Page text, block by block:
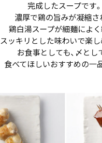
完成したスープです。
濃厚で鶏の旨みが凝縮さ
鶏白湯スープが細麺によく
スッキリとした味わいで楽し
お食事としても、〆とし
食べてほしいおすすめの一